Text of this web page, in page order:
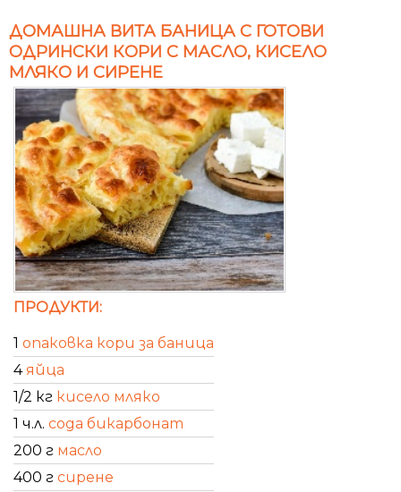
ДОМАШНА ВИТА БАНИЦА С ГОТОВИ
ОДРИНСКИ КОРИ С МАСЛО, КИСЕЛО
МЛЯКО И СИРЕНЕ
ПРОДУКТИ:
1 опаковка кори за баница
4 яйца
1/2 кг кисело мляко
1 ч.л. сода бикарбонат
200 г масло
400 г сирене